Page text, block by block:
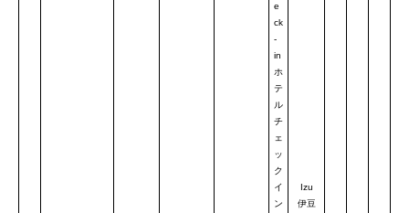
e
ck
-
in
ホ
テ
ル
チ
ェ
ッ
ク
イ
ン
Izu
伊豆